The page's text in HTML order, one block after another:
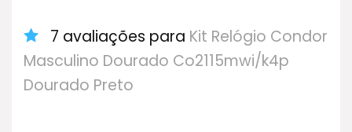
7 avaliações para Kit Relógio Condor
Masculino Dourado Co2115mwi/k4p
Dourado Preto